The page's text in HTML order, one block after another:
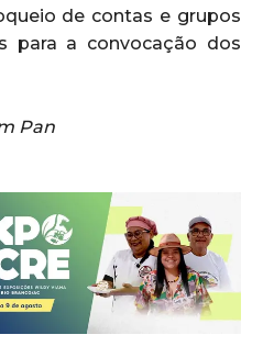
de contas e grupos
para a convocação dos
Pan